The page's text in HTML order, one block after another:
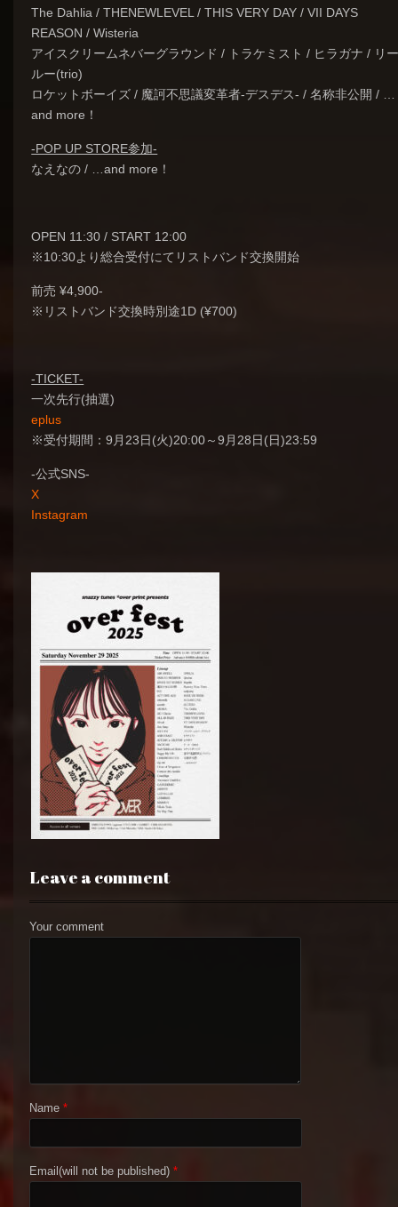
The Dahlia / THENEWLEVEL / THIS VERY DAY / VII DAYS
REASON / Wisteria
アイスクリームネバーグラウンド / トラケミスト / ヒラガナ / リ
ルー(trio)
ロケットボーイズ / 魔訶不思議変革者-デスデス- / 名称非公開 / …
and more！
-POP UP STORE参加-
なえなの / …and more！
OPEN 11:30 / START 12:00
※10:30より総合受付にてリストバンド交換開始
前売 ¥4,900-
※リストバンド交換時別途1D (¥700)
-TICKET-
一次先行(抽選)
eplus
※受付期間：9月23日(火)20:00～9月28日(日)23:59
-公式SNS-
X
Instagram
Leave a comment
Your comment
Name *
Email(will not be published) *